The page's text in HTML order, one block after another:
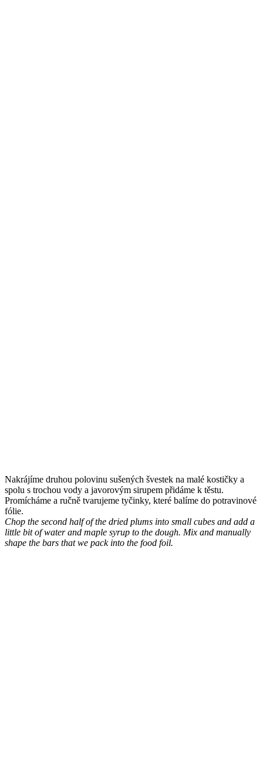
Nakrájíme druhou polovinu sušených švestek na malé kostičky a
spolu s trochou vody a javorovým sirupem přidáme k těstu.
Promícháme a ručně tvarujeme tyčinky, které balíme do potravinové
fólie.
Chop the second half of the dried plums into small cubes and add a
little bit of water and maple syrup to the dough. Mix and manually
shape the bars that we pack into the food foil.